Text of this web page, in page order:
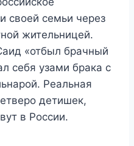
своей семьи через
жительницей.
«отбыл брачный
себя узами брака с
Реальная
детишек,
в России.